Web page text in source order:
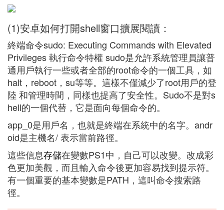
(1)安卓如何打開shell窗口擴展閱讀：
終端命令sudo: Executing Commands with Elevated
Privileges 執行命令特權 sudo是允許系統管理員讓普
通用戶執行一些或者全部的root命令的一個工具，如
halt，reboot，su等等。這樣不僅減少了root用戶的登
陸 和管理時間，同樣也提高了安全性。Sudo不是對s
hell的一個代替，它是面向每個命令的。
app_0是用戶名，也就是終端在系統中的名字。andr
oid是主機名/ 表示當前路徑。
這些信息存儲在變數PS1中，自己可以改變。改成彩
色更加美觀，而且輸入命令後更加容易找到提示符。
有一個重要的基本變數是PATH，這叫命令搜索路
徑。